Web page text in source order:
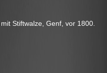
Stiftwalze, Genf, vor 1800.